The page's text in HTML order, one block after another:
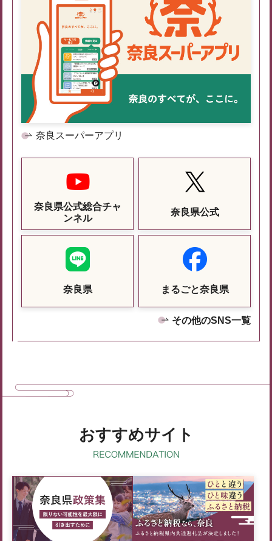
奈良スーパーアプリ
奈良県公式総合チャ
ンネル
奈良県公式
奈良県 まるごと奈良県
その他のSNS一覧
おすすめサイト